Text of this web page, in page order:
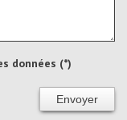
données (*)
Envoyer